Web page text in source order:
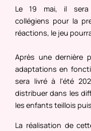
Le 19 mai, il
collégiens pour la
réactions, le jeu
Après une dernière
adaptations en
sera livré à l'été
distribuer dans les
les enfants teillois
La réalisation de